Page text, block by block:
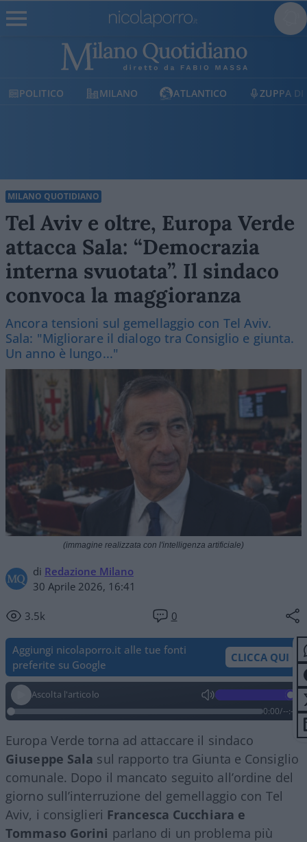
POLITICO MILANO ATLANTICO ZUPPA DI
MILANO QUOTIDIANO
Tel Aviv e oltre, Europa Verde
attacca Sala: “Democrazia
interna svuotata”. Il sindaco
convoca la maggioranza
Ancora tensioni sul gemellaggio con Tel Aviv.
Sala: "Migliorare il dialogo tra Consiglio e giunta.
Un anno è lungo..."
di Redazione Milano
30 Aprile 2026, 16:41
3.5k 0
(immagine realizzata con l'intelligenza artificiale)
Aggiungi nicolaporro.it alle tue fonti
preferite su Google
CLICCA QUI
Ascolta l'articolo
0:00/--:--
Europa Verde torna ad attaccare il sindaco
Giuseppe Sala sul rapporto tra Giunta e Consiglio
comunale. Dopo il mancato seguito all’ordine del
giorno sull’interruzione del gemellaggio con Tel
Aviv, i consiglieri Francesca Cucchiara e
Tommaso Gorini parlano di un problema più